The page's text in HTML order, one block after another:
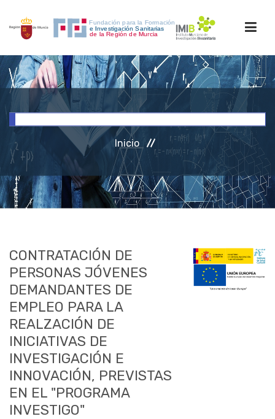
INICIO
INVESTIGACIÓN
RRHH
ACCESO PERSONAL
Inicio
CONTRATACIÓN DE
PERSONAS JÓVENES
DEMANDANTES DE
EMPLEO PARA LA
REALZACIÓN DE
INICIATIVAS DE
INVESTIGACIÓN E
INNOVACIÓN, PREVISTAS
EN EL "PROGRAMA
INVESTIGO"